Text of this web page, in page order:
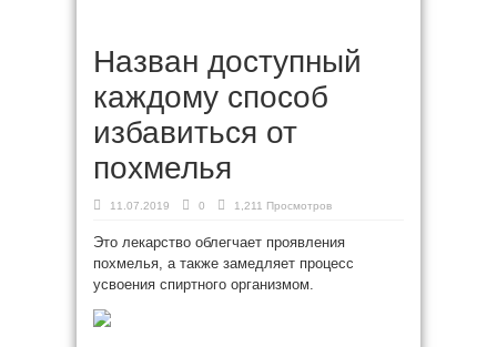
Назван доступный
каждому способ
избавиться от
похмелья
11.07.2019 0 1,211 Просмотров
Это лекарство облегчает проявления
похмелья, а также замедляет процесс
усвоения спиртного организмом.